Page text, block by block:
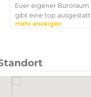
Euer eigener
gibt eine top
WCs, einen Essbereich
mehr anzeigen